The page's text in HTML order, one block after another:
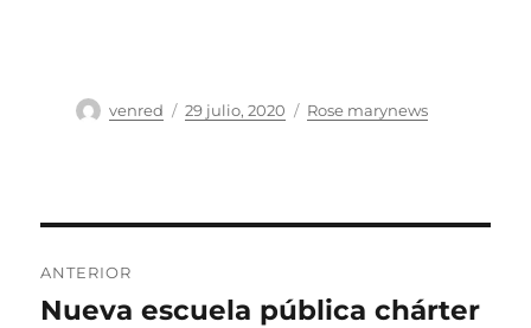
Autor
venred
Publicado
29 julio, 2020 Categorías
Rose marynews
de
ANTERIOR
Entrada
Nueva escuela pública chárter